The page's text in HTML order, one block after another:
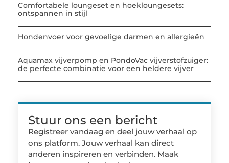
Comfortabele loungeset en hoekloungesets:
ontspannen in stijl
Hondenvoer voor gevoelige darmen en allergieën
Aquamax vijverpomp en PondoVac vijverstofzuiger:
de perfecte combinatie voor een heldere vijver
Stuur ons een bericht
Registreer vandaag en deel jouw verhaal op
ons platform. Jouw verhaal kan direct
anderen inspireren en verbinden. Maak